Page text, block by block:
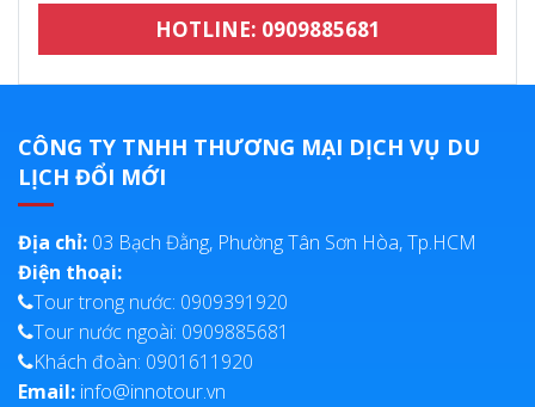
HOTLINE: 0909885681
CÔNG TY TNHH THƯƠNG MẠI DỊCH VỤ DU
LỊCH ĐỔI MỚI
Địa chỉ: 03 Bạch Đằng, Phường Tân Sơn Hòa, Tp.HCM
Điện thoại:
Tour trong nước: 0909391920
Tour nước ngoài: 0909885681
Khách đoàn: 0901611920
Email: info@innotour.vn